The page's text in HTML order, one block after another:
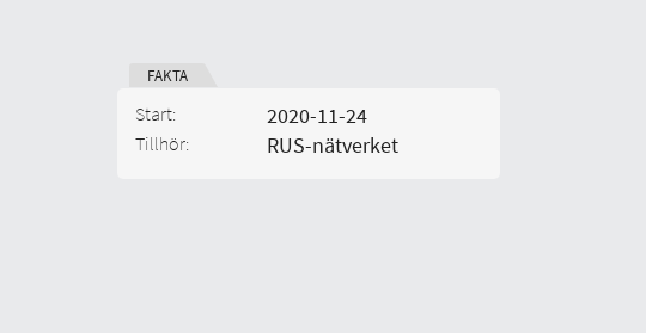
FAKTA
Start: 2020-11-24
Tillhör: RUS-nätverket